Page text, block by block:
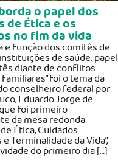
o papel dos
de Ética e os
no fim da vida
e função dos comitês de
de saúde: papel
diante de conflitos
foi o tema da
conselheiro federal por
Eduardo Jorge de
foi primeiro
da mesa redonda
Ética, Cuidados
Terminalidade da Vida”,
do primeiro dia […]